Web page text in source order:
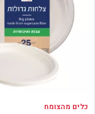
כלים מהצומח